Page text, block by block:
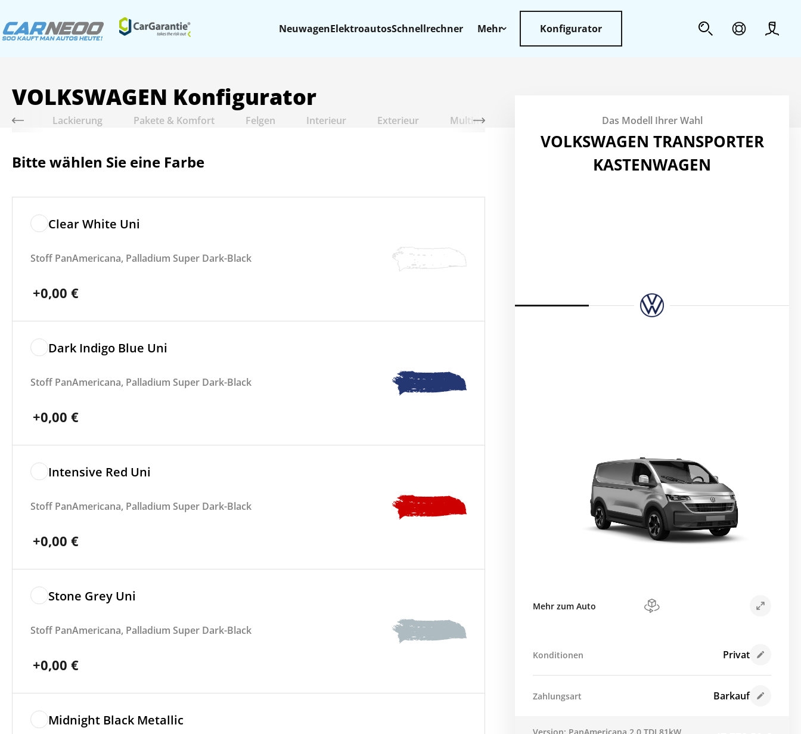
NeuwagenElektroautosSchnellrechner Mehr
Konfigurator
VOLKSWAGEN Konfigurator
Lackierung Pakete & Komfort Felgen Interieur Exterieur Multimedia Weiteres
Bitte wählen Sie eine Farbe
Clear White Uni
Stoff PanAmericana, Palladium Super Dark-Black
+0,00 €
Dark Indigo Blue Uni
Stoff PanAmericana, Palladium Super Dark-Black
+0,00 €
Intensive Red Uni
Stoff PanAmericana, Palladium Super Dark-Black
+0,00 €
Stone Grey Uni
Stoff PanAmericana, Palladium Super Dark-Black
+0,00 €
Midnight Black Metallic
Das Modell Ihrer Wahl
VOLKSWAGEN TRANSPORTER
KASTENWAGEN
Mehr zum Auto
Konditionen Privat
Zahlungsart Barkauf